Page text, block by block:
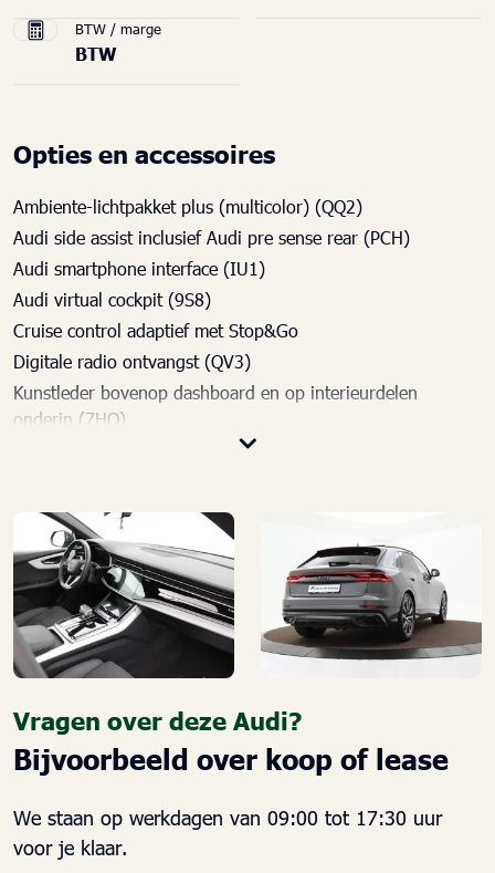
BTW / marge
BTW
Opties en accessoires
Ambiente-lichtpakket plus (multicolor) (QQ2)
Audi side assist inclusief Audi pre sense rear (PCH)
Audi smartphone interface (IU1)
Audi virtual cockpit (9S8)
Cruise control adaptief met Stop&Go
Digitale radio ontvangst (QV3)
Kunstleder bovenop dashboard en op interieurdelen
onderin (7HQ)
Kunstlederen/alcantara bekleding
Panoramadak (3FU)
Parkeerhulp vóór en achter (7X2)
Privacy glas (QL5)
S Line exterieur
Sportstuurwiel, driespaaks multifunctioneel in leder met
schakelpaddels, verwarmbaar (1XP)
bestuurder- en bijrijdersstoel (PV6)
Trekhaak, elektrisch uitklapbaar (1D3)
Velgen, gegoten lichtmetaal 10J x 21 "5-V-spaak"-design
(S-design) (C7F)
Vierzones airconditioning (9AU)
Vragen over deze Audi?
Bijvoorbeeld over koop of lease
We staan op werkdagen van 09:00 tot 17:30 uur
voor je klaar.